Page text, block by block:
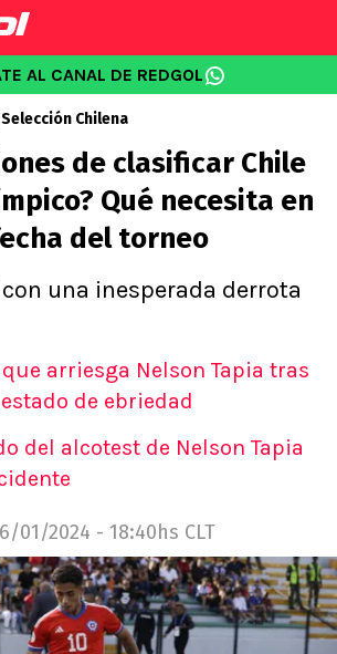
AL CANAL DE REDGOL
Selección Chilena
de clasificar Chile
Qué necesita en
del torneo
una inesperada derrota
que arriesga Nelson Tapia tras
de ebriedad
del alcotest de Nelson Tapia
01/2024 - 18:40hs CLT